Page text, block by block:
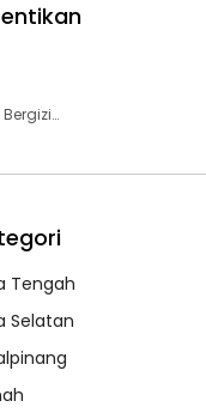
Bergizi…
Tengah
Selatan